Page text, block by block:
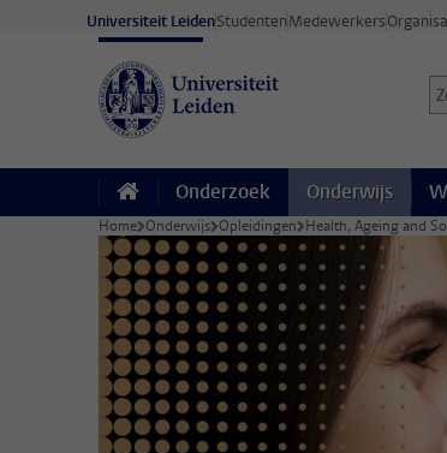
Ga direct naar de inhoud
Universiteit LeidenStudentenMedewerkers
Onderzoek Onderwijs
Home Onderwijs Opleidingen Health, Ageing and